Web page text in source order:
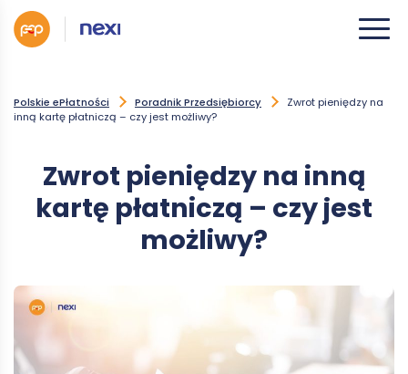
Polskie ePłatności Poradnik Przedsiębiorcy
Zwrot pieniędzy na
inną kartę płatniczą – czy jest możliwy?
Zwrot pieniędzy na inną
kartę płatniczą – czy jest
możliwy?